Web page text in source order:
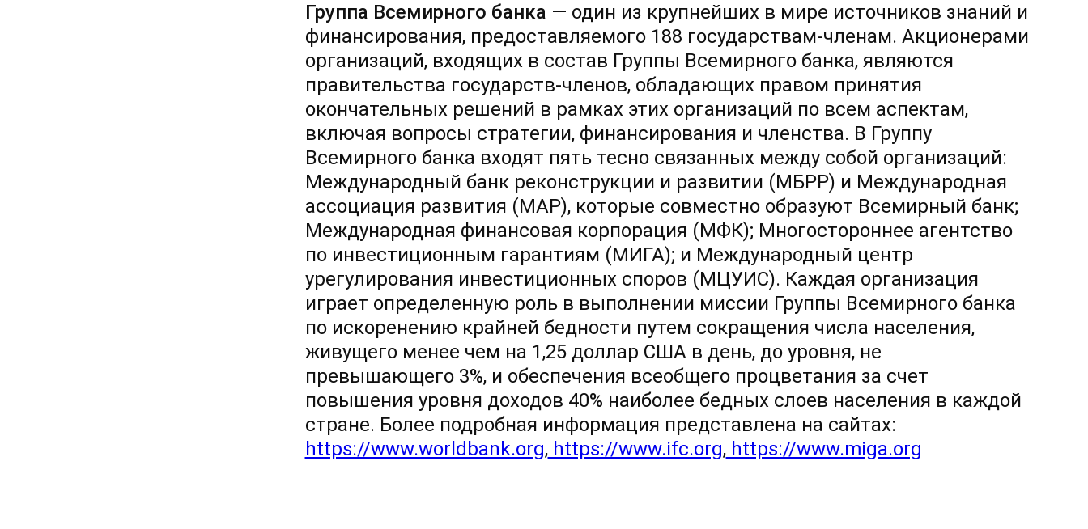
Группа Всемирного банка — один из крупнейших в мире источников знаний и
финансирования, предоставляемого 188 государствам-членам. Акционерами
организаций, входящих в состав Группы Всемирного банка, являются
правительства государств-членов, обладающих правом принятия
окончательных решений в рамках этих организаций по всем аспектам,
включая вопросы стратегии, финансирования и членства. В Группу
Всемирного банка входят пять тесно связанных между собой организаций:
Международный банк реконструкции и развитии (МБРР) и Международная
ассоциация развития (МАР), которые совместно образуют Всемирный банк;
Международная финансовая корпорация (МФК); Многостороннее агентство
по инвестиционным гарантиям (МИГА); и Международный центр
урегулирования инвестиционных споров (МЦУИС). Каждая организация
играет определенную роль в выполнении миссии Группы Всемирного банка
по искоренению крайней бедности путем сокращения числа населения,
живущего менее чем на 1,25 доллар США в день, до уровня, не
превышающего 3%, и обеспечения всеобщего процветания за счет
повышения уровня доходов 40% наиболее бедных слоев населения в каждой
стране. Более подробная информация представлена на сайтах:
https://www.worldbank.org,https://www.ifc.org,https://www.miga.org